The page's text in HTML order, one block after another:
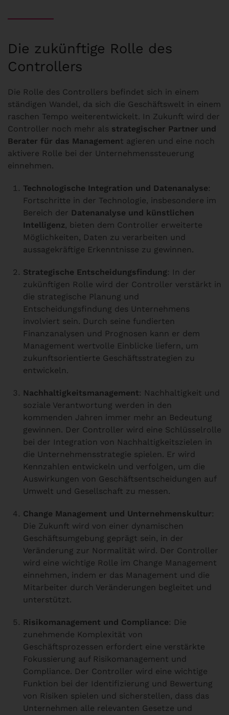
Die zukünftige Rolle des
Controllers
Die Rolle des Controllers befindet sich in einem
ständigen Wandel, da sich die Geschäftswelt in einem
raschen Tempo weiterentwickelt. In Zukunft wird der
Controller noch mehr als strategischer Partner und
Berater für das Management agieren und eine noch
aktivere Rolle bei der Unternehmenssteuerung
einnehmen.
Technologische Integration und Datenanalyse:
Fortschritte in der Technologie, insbesondere im
Bereich der Datenanalyse und künstlichen
Intelligenz, bieten dem Controller erweiterte
Möglichkeiten, Daten zu verarbeiten und
aussagekräftige Erkenntnisse zu gewinnen.
Strategische Entscheidungsfindung: In der
zukünftigen Rolle wird der Controller verstärkt in
die strategische Planung und
Entscheidungsfindung des Unternehmens
involviert sein. Durch seine fundierten
Finanzanalysen und Prognosen kann er dem
Management wertvolle Einblicke liefern, um
zukunftsorientierte Geschäftsstrategien zu
entwickeln.
Nachhaltigkeitsmanagement: Nachhaltigkeit und
soziale Verantwortung werden in den
kommenden Jahren immer mehr an Bedeutung
gewinnen. Der Controller wird eine Schlüsselrolle
bei der Integration von Nachhaltigkeitszielen in
die Unternehmensstrategie spielen. Er wird
Kennzahlen entwickeln und verfolgen, um die
Auswirkungen von Geschäftsentscheidungen auf
Umwelt und Gesellschaft zu messen.
Change Management und Unternehmenskultur:
Die Zukunft wird von einer dynamischen
Geschäftsumgebung geprägt sein, in der
Veränderung zur Normalität wird. Der Controller
wird eine wichtige Rolle im Change Management
einnehmen, indem er das Management und die
Mitarbeiter durch Veränderungen begleitet und
unterstützt.
Risikomanagement und Compliance: Die
zunehmende Komplexität von
Geschäftsprozessen erfordert eine verstärkte
Fokussierung auf Risikomanagement und
Compliance. Der Controller wird eine wichtige
Funktion bei der Identifizierung und Bewertung
von Risiken spielen und sicherstellen, dass das
Unternehmen alle relevanten Gesetze und